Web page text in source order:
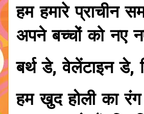
हम हमारे प्राचीन
अपने बच्चों को नए
बर्थ डे, वेलेंटाइन
हम खुद होली का